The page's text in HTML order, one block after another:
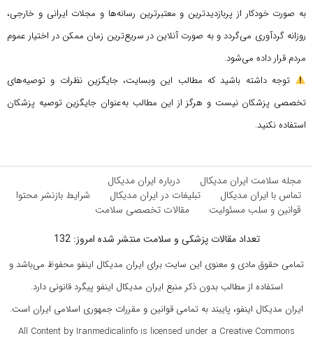
به صورت خودکار از پربازدیدترین و معتبرترین رسانه‌ها و مجلات ایرانی و خارجی،
روزانه گردآوری می‌گردد و به صورت آنلاین در سریع‌ترین زمان ممکن در اختیار عموم
مردم قرار داده می‌شود.
توجه داشته باشید که مطالب این وبسایت، جایگزین نظرات و توصیه‌های
تخصصی پزشکان نیست و هرگز از این مطالب به‌عنوان جایگزین توصیه پزشکان
استفاده نکنید.
مجله سلامت ایران مدیکال
درباره ایران مدیکال
تماس با ایران مدیکال
تبلیغات در ایران مدیکال
شرایط بازنشر محتوا
قوانین و سلب مسئولیت
مقالات تخصصی سلامت
تعداد مقالات پزشکی و سلامت منتشر شده امروز: 132
تمامی حقوق مادی و معنوی این سایت برای ایران مدیکال اینفو محفوظ می‌باشد و
استفاده از مطالب بدون ذکر منبع ایران مدیکال اینفو پیگرد قانونی دارد.
ایران مدیکال اینفو، پایبند به تمامی قوانین و مقررات جمهوری اسلامی ایران است.
All Content by Iranmedicalinfo is licensed under a Creative Commons